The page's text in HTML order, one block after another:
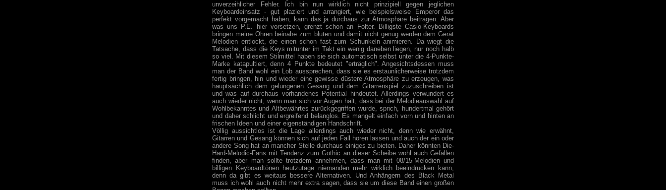
unverzeihlicher Fehler. Ich bin nun wirklich nicht prinzipiell gegen jeglichen
Keyboardeinsatz - gut plaziert und arrangiert, wie beispielsweise Emperor das
perfekt vorgemacht haben, kann das ja durchaus zur Atmosphäre beitragen. Aber
was uns P.E. hier vorsetzen, grenzt schon an Folter. Billigste Casio-Keyboards
bringen meine Ohren beinahe zum bluten und damit nicht genug werden dem Gerät
Melodien entlockt, die einen schon fast zum Schunkeln animieren. Da wiegt die
Tatsache, dass die Keys mitunter im Takt ein wenig daneben liegen, nur noch halb
so viel. Mit diesem Stilmittel haben sie sich automatisch selbst unter die 4-Punkte-
Marke katapultiert, denn 4 Punkte bedeutet "erträglich". Angesichtsdessen muss
man der Band wohl ein Lob aussprechen, dass sie es erstaunlicherweise trotzdem
fertig bringen, hin und wieder eine gewisse düstere Atmosphäre zu erzeugen, was
hauptsächlich dem gelungenen Gesang und dem Gitarrenspiel zuzuschreiben ist
und was auf durchaus vorhandenes Potential hindeutet. Allerdings verwundert es
auch wieder nicht, wenn man sich vor Augen hält, dass bei der Melodieauswahl auf
Wohlbekanntes und Altbewährtes zurückgegriffen wurde, sprich, hundertmal gehört
und daher schlicht und ergreifend belanglos. Es mangelt einfach vorn und hinten an
frischen Ideen und einer eigenständigen Handschrift.
Völlig aussichtlos ist die Lage allerdings auch wieder nicht, denn wie erwähnt,
Gitarren und Gesang können sich auf jeden Fall hören lassen und auch der ein oder
andere Song hat an mancher Stelle durchaus einiges zu bieten. Daher könnten Die-
Hard-Melodic-Fans mit Tendenz zum Gothic an dieser Scheibe wohl auch Gefallen
finden, aber man sollte trotzdem annehmen, dass man mit 08/15-Melodien und
billigen Keyboardtönen heutzutage niemanden mehr wirklich beeindrucken kann,
denn da gibt es weitaus bessere Alternativen. Und Anhängern des Black Metal
muss ich wohl auch nicht mehr extra sagen, dass sie um diese Band einen großen